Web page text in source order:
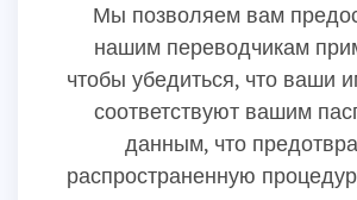
Мы позволяем вам
нашим переводчикам
чтобы убедиться, что ваши
соответствуют вашим
данным, что
распространенную